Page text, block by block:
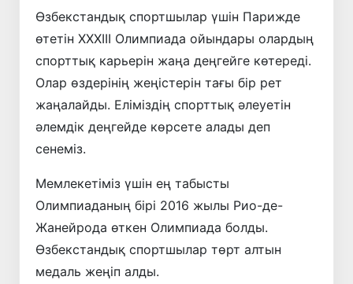
Өзбекстандық спортшылар үшін Парижде
өтетін ХХХІІІ Олимпиада ойындары олардың
спорттық карьерін жаңа деңгейге көтереді.
Олар өздерінің жеңістерін тағы бір рет
жаңалайды. Еліміздің спорттық әлеуетін
әлемдік деңгейде көрсете алады деп
сенеміз.
Мемлекетіміз үшін ең табысты
Олимпиаданың бірі 2016 жылы Рио-де-
Жанейрода өткен Олимпиада болды.
Өзбекстандық спортшылар төрт алтын
медаль жеңіп алды.